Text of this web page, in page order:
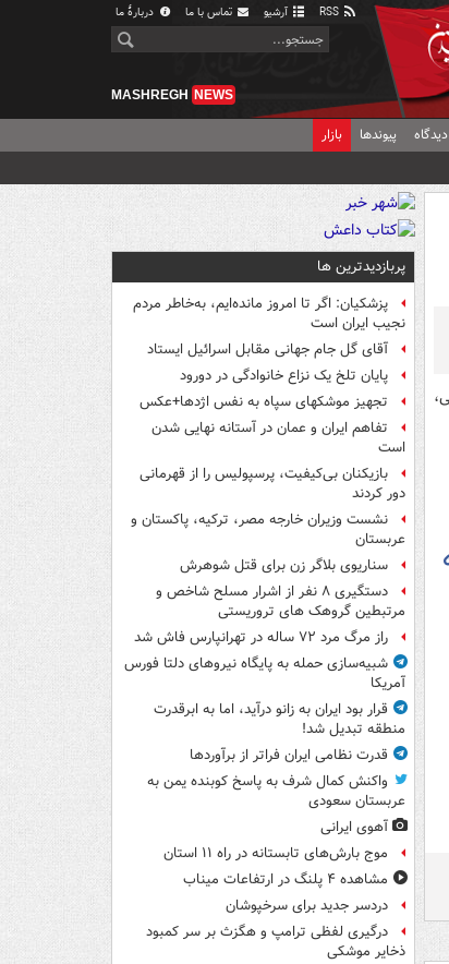
آرشیو تماس با ما دربارهٔ ما
MASHREGH NEWS
دیدگاه پیوندها بازار
پربازدیدترین ها
پزشکیان: اگر تا امروز مانده‌ایم، به‌خاطر مردم
نجیب ایران است
آقای گل جام جهانی مقابل اسرائیل ایستاد
پایان تلخ یک نزاع خانوادگی در دورود
تجهیز موشکهای سپاه به نفس اژدها+عکس
تفاهم ایران و عمان در آستانه نهایی شدن
است
بازیکنان بی‌کیفیت، پرسپولیس را از قهرمانی
دور کردند
نشست وزیران خارجه مصر، ترکیه، پاکستان و
عربستان
سناریوی بلاگر زن برای قتل شوهرش
دستگیری ۸ نفر از اشرار مسلح شاخص و
مرتبطین گروهک های تروریستی
راز مرگ مرد ۷۲ ساله در تهرانپارس فاش شد
شبیه‌سازی حمله به پایگاه نیروهای دلتا فورس
آمریکا
قرار بود ایران به زانو درآید، اما به ابرقدرت
منطقه تبدیل شد!
قدرت نظامی ایران فراتر از برآوردها
واکنش کمال شرف به پاسخ کوبنده یمن به
عربستان سعودی
آهوی ایرانی
موج بارش‌های تابستانه در راه ۱۱ استان
مشاهده ۴ پلنگ در ارتفاعات میناب
دردسر جدید برای سرخپوشان
درگیری لفظی ترامپ و هگزث بر سر کمبود
ذخایر موشکی